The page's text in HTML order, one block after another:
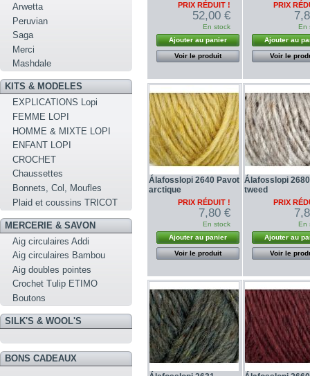
Arwetta
Peruvian
Saga
Merci
Mashdale
KITS & MODELES
EXPLICATIONS Lopi
FEMME LOPI
HOMME & MIXTE LOPI
ENFANT LOPI
CROCHET
Chaussettes
Bonnets, Col, Moufles
Plaid et coussins TRICOT
MERCERIE & SAVON
Aig circulaires Addi
Aig circulaires Bambou
Aig doubles pointes
Crochet Tulip ETIMO
Boutons
SILK'S & WOOL'S
BONS CADEAUX
PRIX RÉDUIT !
52,00 €
En stock
Ajouter au panier
Voir le produit
PRIX
En
Ajouter au
Voir le
Álafosslopi 2640 Pavot
arctique
PRIX RÉDUIT !
7,80 €
En stock
Ajouter au panier
Voir le produit
Álafosslopi
tweed
PRIX
En
Ajouter au
Voir le